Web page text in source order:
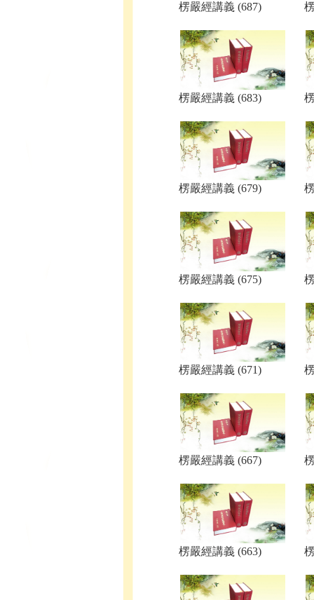
楞嚴經講義 (687)
楞嚴經講義 (683)
楞嚴經講義 (679)
楞嚴經講義 (675)
楞嚴經講義 (671)
楞嚴經講義 (667)
楞嚴經講義 (663)